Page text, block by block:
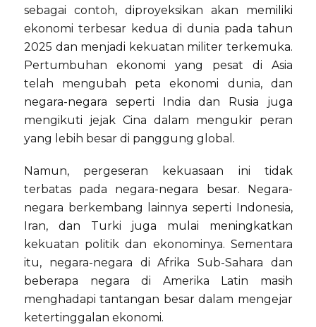
sebagai contoh, diproyeksikan akan memiliki
ekonomi terbesar kedua di dunia pada tahun
2025 dan menjadi kekuatan militer terkemuka.
Pertumbuhan ekonomi yang pesat di Asia
telah mengubah peta ekonomi dunia, dan
negara-negara seperti India dan Rusia juga
mengikuti jejak Cina dalam mengukir peran
yang lebih besar di panggung global.
Namun, pergeseran kekuasaan ini tidak
terbatas pada negara-negara besar. Negara-
negara berkembang lainnya seperti Indonesia,
Iran, dan Turki juga mulai meningkatkan
kekuatan politik dan ekonominya. Sementara
itu, negara-negara di Afrika Sub-Sahara dan
beberapa negara di Amerika Latin masih
menghadapi tantangan besar dalam mengejar
ketertinggalan ekonomi.